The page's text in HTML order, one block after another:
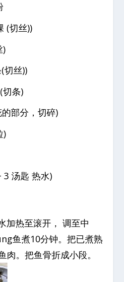
(切丝))
)
切丝))
切条)
部分，切碎)
)
3 汤匙 热水)
加热至滚开， 调至中
鱼煮10分钟。把已煮熟
肉。把鱼骨折成小段。